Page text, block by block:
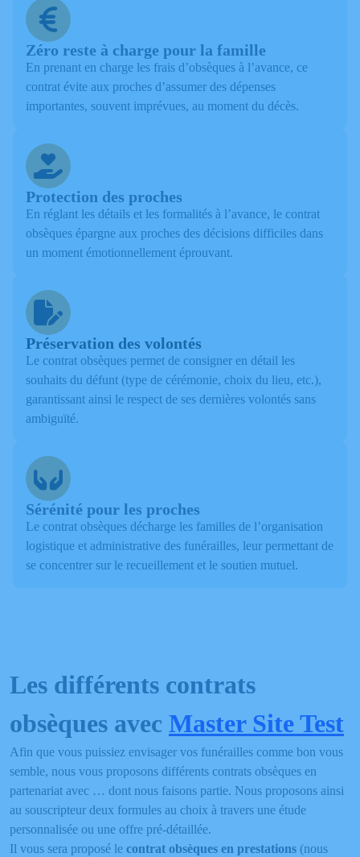
Zéro reste à charge pour la famille
En prenant en charge les frais d’obsèques à l’avance, ce
contrat évite aux proches d’assumer des dépenses
importantes, souvent imprévues, au moment du décès.
Protection des proches
En réglant les détails et les formalités à l’avance, le contrat
obsèques épargne aux proches des décisions difficiles dans
un moment émotionnellement éprouvant.
Préservation des volontés
Le contrat obsèques permet de consigner en détail les
souhaits du défunt (type de cérémonie, choix du lieu, etc.),
garantissant ainsi le respect de ses dernières volontés sans
ambiguïté.
Sérénité pour les proches
Le contrat obsèques décharge les familles de l’organisation
logistique et administrative des funérailles, leur permettant de
se concentrer sur le recueillement et le soutien mutuel.
Les différents contrats
obsèques avec Master Site Test
Afin que vous puissiez envisager vos funérailles comme bon vous
semble, nous vous proposons différents contrats obsèques en
partenariat avec … dont nous faisons partie. Nous proposons ainsi
au souscripteur deux formules au choix à travers une étude
personnalisée ou une offre pré-détaillée.
Il vous sera proposé le contrat obsèques en prestations (nous